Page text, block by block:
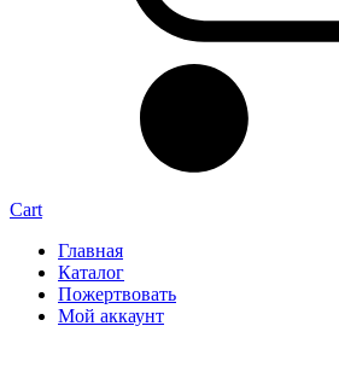
Cart
Главная
Каталог
Пожертвовать
Мой аккаунт